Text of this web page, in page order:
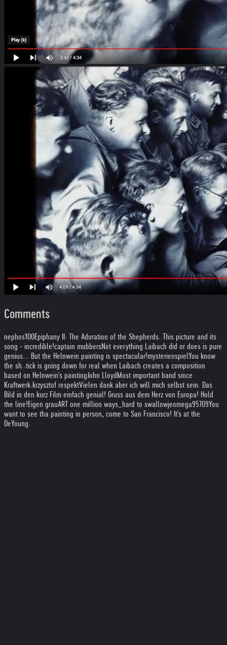
Comments
nephos100Epiphany II: The Adoration of the Shepherds. This picture and its
song - incredible!captain mubbersNot everything Laibach did or does is pure
genius... But the Helnwein painting is spectacular!mysterienspielYou know
the sh..tick is going down for real when Laibach creates a composition
based on Helnwein's paintingJohn Lloyd Most important band since
Kraftwerk.krzysztof respektVielen dank aber ich will mich selbst sein. Das
Bild in den kurz Film einfach genial! Gruss aus dem Herz von Europa! Hold
the line!Eigen grauART one million ways_hard to swallowjeomega95709You
want to see tha painting in person, come to San Francisco! It's at the
DeYoung.